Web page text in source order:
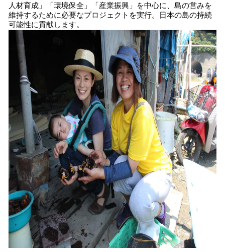
人材育成」「環境保全」「産業振興」を中心に、島の営みを
維持するために必要なプロジェクトを実行。日本の島の持続
可能性に貢献します。